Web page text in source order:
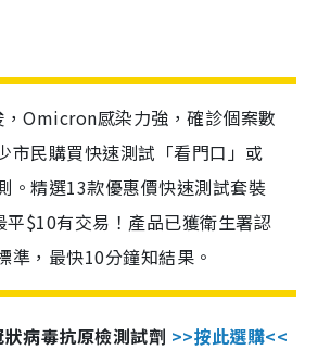
Omicron感染力強，確診個案數
市民購買快速測試「看門口」或
。精選13款優惠價快速測試套裝
平$10有交易！產品已獲衛生署認
準，最快10分鐘知結果。
病毒抗原檢測試劑 >>按此選購<<